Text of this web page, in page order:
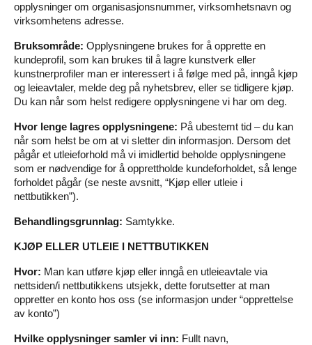
opplysninger om organisasjonsnummer, virksomhetsnavn og
virksomhetens adresse.
Bruksområde: Opplysningene brukes for å opprette en
kundeprofil, som kan brukes til å lagre kunstverk eller
kunstnerprofiler man er interessert i å følge med på, inngå kjøp
og leieavtaler, melde deg på nyhetsbrev, eller se tidligere kjøp.
Du kan når som helst redigere opplysningene vi har om deg.
Hvor lenge lagres opplysningene: På ubestemt tid – du kan
når som helst be om at vi sletter din informasjon. Dersom det
pågår et utleieforhold må vi imidlertid beholde opplysningene
som er nødvendige for å opprettholde kundeforholdet, så lenge
forholdet pågår (se neste avsnitt, “Kjøp eller utleie i
nettbutikken”).
Behandlingsgrunnlag: Samtykke.
KJØP ELLER UTLEIE I NETTBUTIKKEN
Hvor: Man kan utføre kjøp eller inngå en utleieavtale via
nettsiden/i nettbutikkens utsjekk, dette forutsetter at man
oppretter en konto hos oss (se informasjon under “opprettelse
av konto”)
Hvilke opplysninger samler vi inn: Fullt navn,